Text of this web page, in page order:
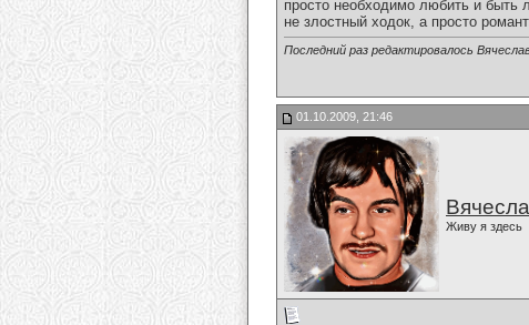
просто необходимо любить и
не злостный ходок, а просто
Последний раз редактировалось
01.10.2009, 21:46
Живу я здесь